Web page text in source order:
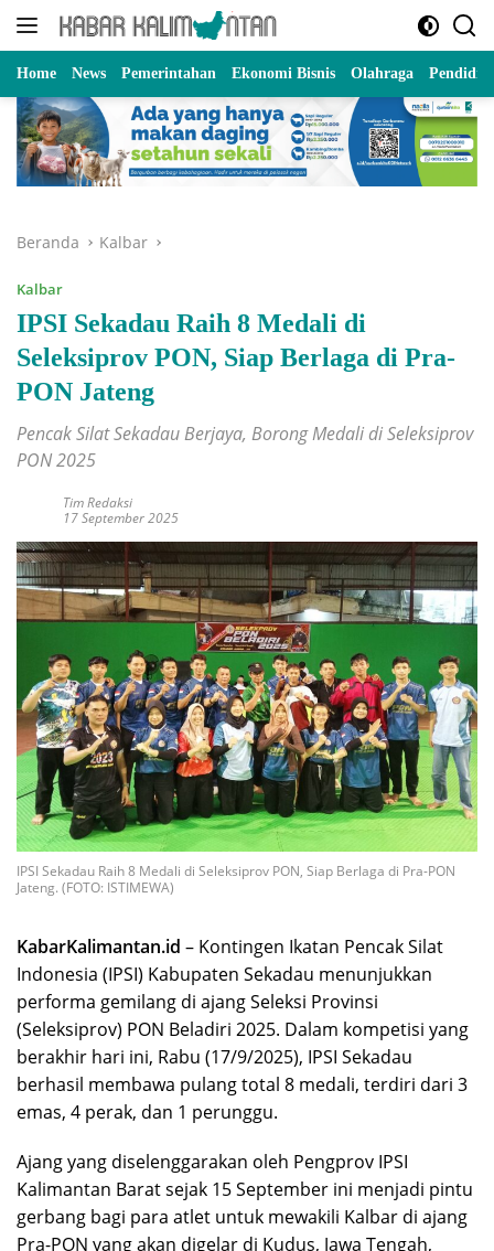
Langsung
Home News Pemerintahan Ekonomi Bisnis Olahraga
Beranda Kalbar
Kalbar
IPSI Sekadau Raih 8 Medali di
Seleksiprov PON, Siap Berlaga di Pra-
PON Jateng
Pencak Silat Sekadau Berjaya, Borong Medali di Seleksiprov
PON 2025
Tim Redaksi
17 September 2025
IPSI Sekadau Raih 8 Medali di Seleksiprov PON, Siap Berlaga di Pra-PON
Jateng. (FOTO: ISTIMEWA)
KabarKalimantan.id – Kontingen Ikatan Pencak Silat
Indonesia (IPSI) Kabupaten Sekadau menunjukkan
performa gemilang di ajang Seleksi Provinsi
(Seleksiprov) PON Beladiri 2025. Dalam kompetisi yang
berakhir hari ini, Rabu (17/9/2025), IPSI Sekadau
berhasil membawa pulang total 8 medali, terdiri dari 3
emas, 4 perak, dan 1 perunggu.
Ajang yang diselenggarakan oleh Pengprov IPSI
Kalimantan Barat sejak 15 September ini menjadi pintu
gerbang bagi para atlet untuk mewakili Kalbar di ajang
Pra-PON yang akan digelar di Kudus, Jawa Tengah,